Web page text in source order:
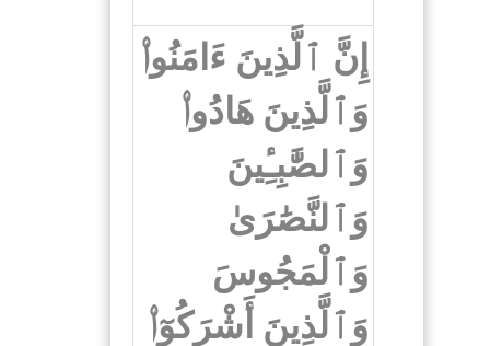
إِنَّ ٱلَّذِينَ ءَامَنُوا۟
وَٱلَّذِينَ هَادُوا۟
وَٱلصَّٰبِـِٔينَ
وَٱلنَّصَٰرَىٰ
وَٱلْمَجُوسَ
وَٱلَّذِينَ أَشْرَكُوٓا۟